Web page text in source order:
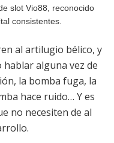
slot Vio88 , reconocido
consistentes.
al artilugio bélico, y
alguna vez de
la bomba fuga, la
hace ruido… Y es
no necesiten de al